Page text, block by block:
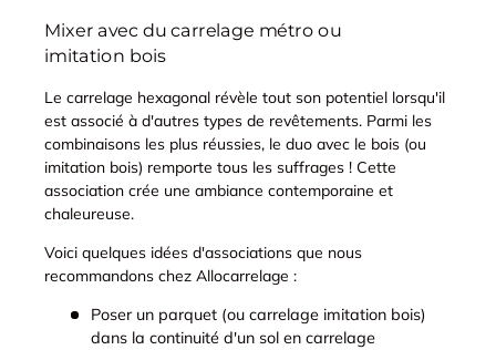
Mixer avec du carrelage métro ou
imitation bois
Le carrelage hexagonal révèle tout son potentiel lorsqu'il
est associé à d'autres types de revêtements. Parmi les
combinaisons les plus réussies, le duo avec le bois (ou
imitation bois) remporte tous les suffrages ! Cette
association crée une ambiance contemporaine et
chaleureuse.
Voici quelques idées d'associations que nous
recommandons chez Allocarrelage :
Poser un parquet (ou carrelage imitation bois)
dans la continuité d'un sol en carrelage